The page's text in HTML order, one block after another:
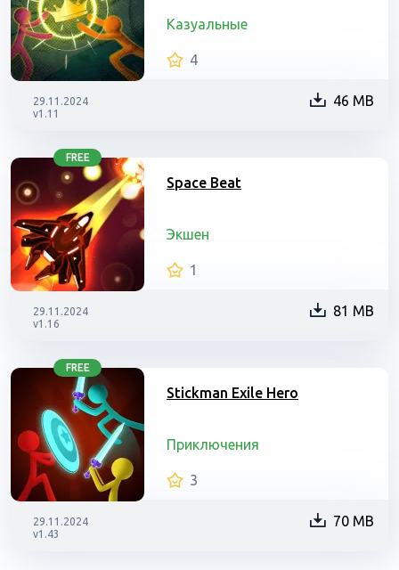
Казуальные
4
29.11.2024
v1.11
46 MB
FREE
Space Beat
Экшен
1
29.11.2024
v1.16
81 MB
FREE
Stickman Exile Hero
Приключения
3
29.11.2024
v1.43
70 MB